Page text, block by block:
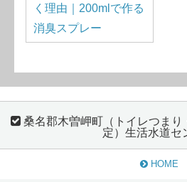
く理由｜200mlで作る
消臭スプレー
桑名郡木曽岬町（トイレつま
定）生活水道セ
HOME